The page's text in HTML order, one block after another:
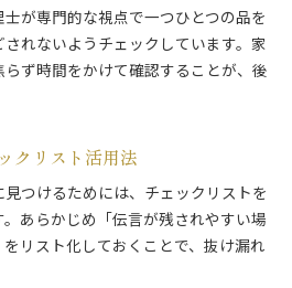
出を尊重した遺品整理の方法
持ちと伝言を両立する工夫
る遺品整理の実践例紹介
言を大切に残すプロの視点
言を残す重要なポイント
逃さない遺品整理の工夫
言を守るための実践策
る遺品整理の方法まとめ
が専門的な視点で一つひとつの品を
れないようチェックしています。家
ず時間をかけて確認することが、後
クリスト活用法
つけるためには、チェックリストを
あらかじめ「伝言が残されやすい場
リスト化しておくことで、抜け漏れ